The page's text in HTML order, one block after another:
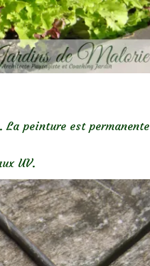
La peinture est permanente
UV.